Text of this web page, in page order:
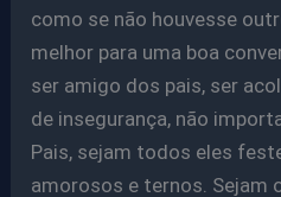
como se não houvesse
melhor para uma boa
ser amigo dos pais, ser
de insegurança, não
Pais, sejam todos eles
amorosos e ternos. Sejam